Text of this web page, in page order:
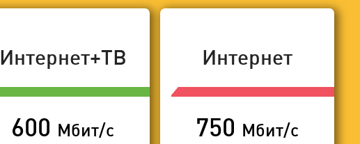
Интернет+ТВ
600 Мбит/с
Интернет
750 Мбит/с